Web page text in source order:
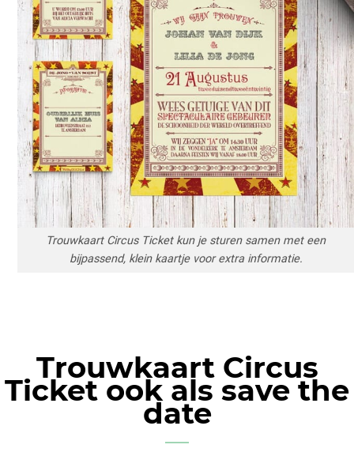
Trouwkaart Circus Ticket kun je sturen samen met een
bijpassend, klein kaartje voor extra informatie.
Trouwkaart Circus
Ticket ook als save the
date